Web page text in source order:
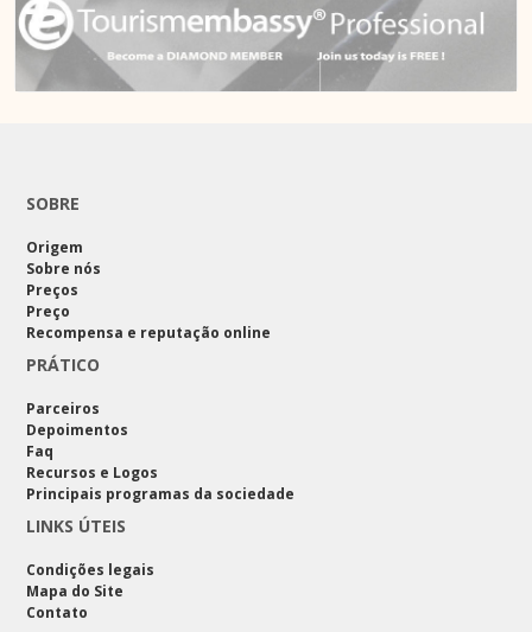
SOBRE
Origem
Sobre nós
Preços
Preço
Recompensa e reputação online
PRÁTICO
Parceiros
Depoimentos
Faq
Recursos e Logos
Principais programas da sociedade
LINKS ÚTEIS
Condições legais
Mapa do Site
Contato